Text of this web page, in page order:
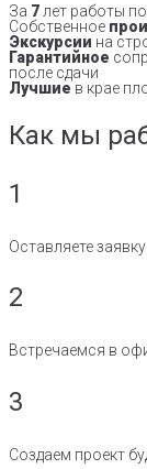
За 7 лет работы
Собственное
Экскурсии на
Гарантийное
после сдачи
Лучшие в крае
Как мы
1
Оставляете
2
Встречаемся в
3
Создаем проект